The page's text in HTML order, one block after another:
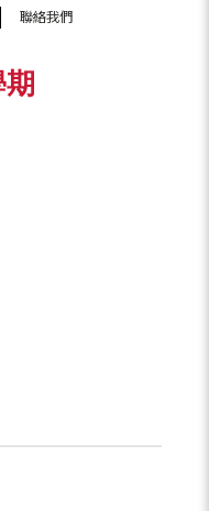
聯絡我們